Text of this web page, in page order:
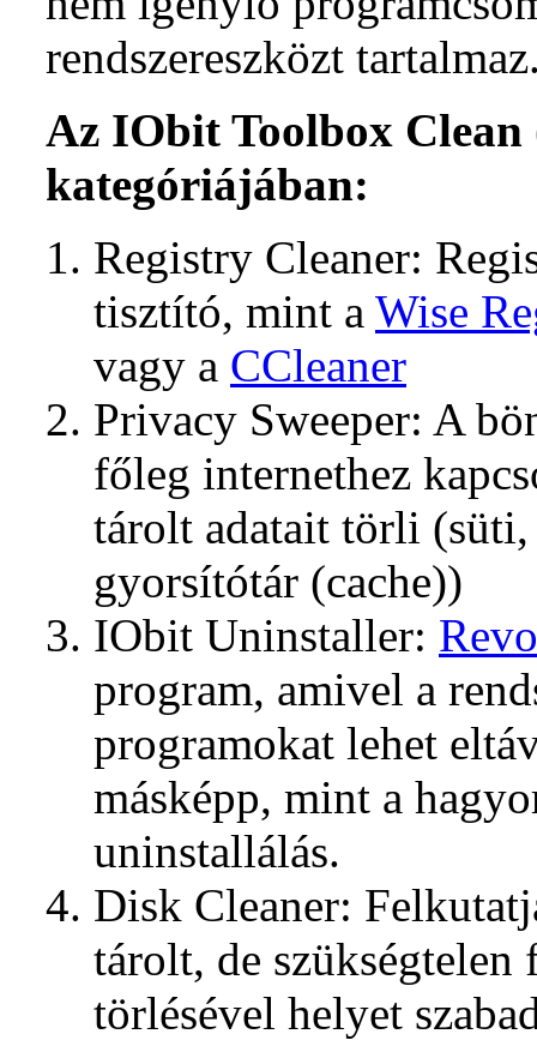
rendszereszközt
Az IObit Toolbox Clean
kategóriájában:
Registry Cleaner:
tisztító, mint a Wise
vagy a CCleaner
Privacy Sweeper: A
főleg internethez
tárolt adatait törli
gyorsítótár (cache))
IObit Uninstaller:
program, amivel a
programokat lehet
másképp, mint a
uninstallálás.
Disk Cleaner:
tárolt, de
törlésével helyet